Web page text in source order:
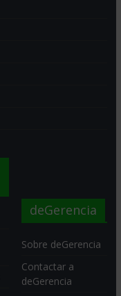
deGerencia
Sobre deGerencia
Contactar a
deGerencia